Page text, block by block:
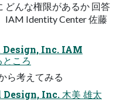
どんな権限があるか 回答
IAM Identity Center 佐藤
Inc. IAM
ころ
ら考えてみる
Inc. 木美 雄太